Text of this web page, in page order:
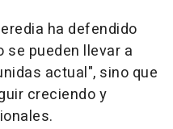
ha defendido
se pueden llevar a
actual", sino que
creciendo y